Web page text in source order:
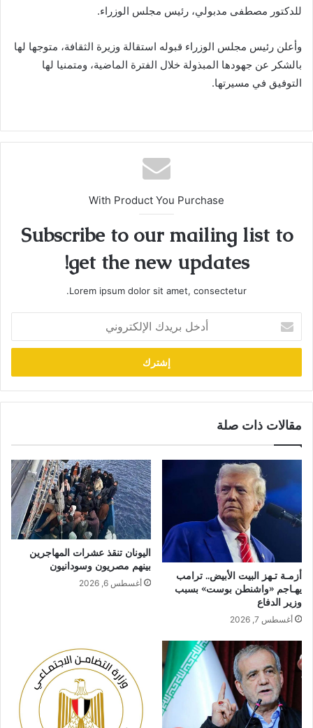
للدكتور مصطفى مدبولي، رئيس مجلس الوزراء.
وأعلن رئيس مجلس الوزراء قبوله استقالة وزيرة الثقافة، متوجها لها
بالشكر عن جهودها المبذولة خلال الفترة الماضية، ومتمنيا لها
التوفيق في مسيرتها.
With Product You Purchase
Subscribe to our mailing list to
get the new updates!
Lorem ipsum dolor sit amet, consectetur.
بريدك
الإلكتروني
مقالات ذات صلة
أزمـة تـهز البيت الأبيض.. ترامب
يهـاجم «واشنطن بوست» بسبب
وزير الدفاع
أغسطس 7, 2026
اليونان تنقذ عشرات المهاجرين
بينهم مصريون وسودانيون
أغسطس 6, 2026